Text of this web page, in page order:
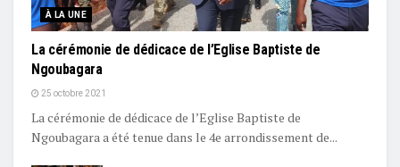
À LA UNE
La cérémonie de dédicace de l’Eglise Baptiste de
Ngoubagara
25 octobre 2021
La cérémonie de dédicace de l’Eglise Baptiste de
Ngoubagara a été tenue dans le 4e arrondissement de...